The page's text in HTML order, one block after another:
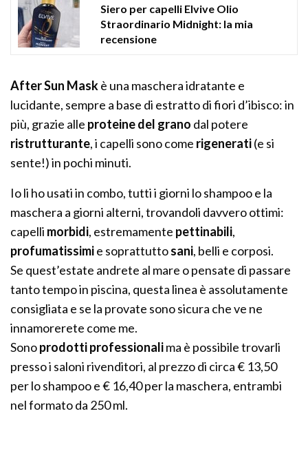
Siero per capelli Elvive Olio
Straordinario Midnight: la mia
recensione
After Sun Maskè una maschera idratante e
lucidante, sempre a base di estratto di fiori d’ibisco: in
più, grazie alle proteine del grano dal potere
ristrutturante, i capelli sono come rigenerati(e si
sente!) in pochi minuti.
Io li ho usati in combo, tutti i giorni lo shampoo e la
maschera a giorni alterni, trovandoli davvero ottimi:
capelli morbidi, estremamente pettinabili,
profumatissimie soprattuttosani, belli e corposi.
Se quest’estate andrete al mare o pensate di passare
tanto tempo in piscina, questa linea è assolutamente
consigliata e se la provate sono sicura che ve ne
innamorerete come me.
Sonoprodotti professionalima è possibile trovarli
presso i saloni rivenditori, al prezzo di circa € 13,50
per lo shampoo e € 16,40 per la maschera, entrambi
nel formato da 250 ml.